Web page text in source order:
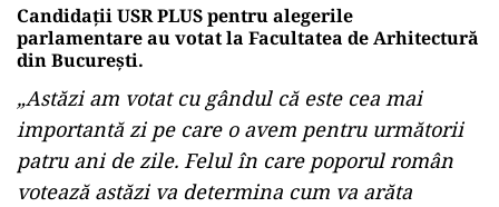
Candidații USR PLUS pentru alegerile
parlamentare au votat la Facultatea de Arhitectură
din București.
„Astăzi am votat cu gândul că este cea mai
importantă zi pe care o avem pentru următorii
patru ani de zile. Felul în care poporul român
votează astăzi va determina cum va arăta